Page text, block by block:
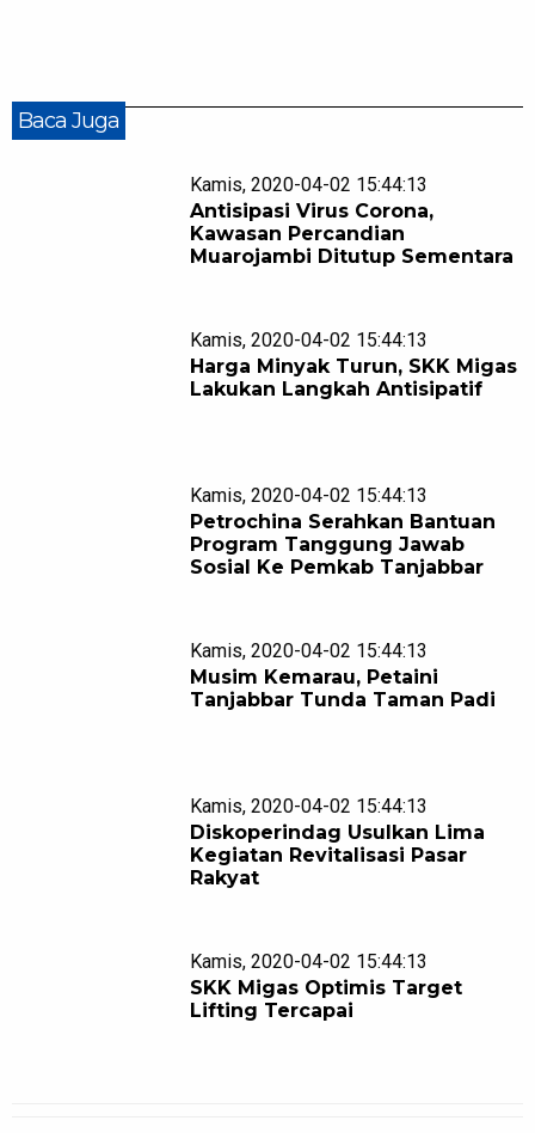
Baca Juga
Kamis, 2020-04-02 15:44:13
Antisipasi Virus Corona,
Kawasan Percandian
Muarojambi Ditutup Sementara
Kamis, 2020-04-02 15:44:13
Harga Minyak Turun, SKK Migas
Lakukan Langkah Antisipatif
Kamis, 2020-04-02 15:44:13
Petrochina Serahkan Bantuan
Program Tanggung Jawab
Sosial Ke Pemkab Tanjabbar
Kamis, 2020-04-02 15:44:13
Musim Kemarau, Petaini
Tanjabbar Tunda Taman Padi
Kamis, 2020-04-02 15:44:13
Diskoperindag Usulkan Lima
Kegiatan Revitalisasi Pasar
Rakyat
Kamis, 2020-04-02 15:44:13
SKK Migas Optimis Target
Lifting Tercapai